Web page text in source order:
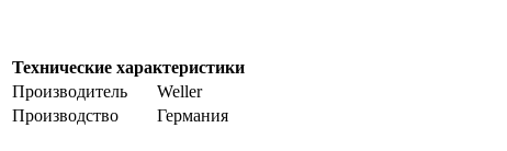
Технические характеристики
Производитель
Weller
Производство
Германия